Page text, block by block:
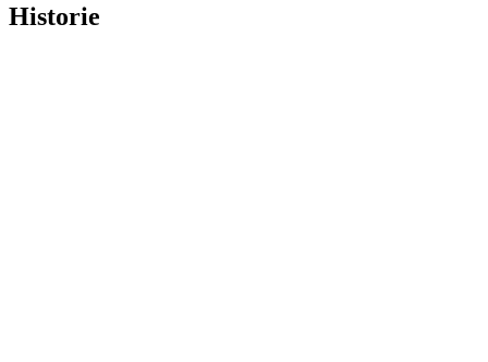
Historie